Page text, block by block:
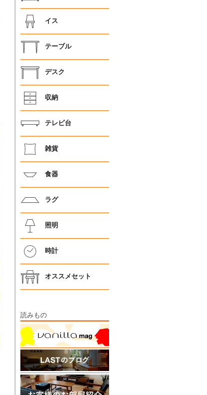
イス
テーブル
デスク
収納
テレビ台
雑貨
食器
ラグ
照明
時計
オススメセット
読みもの